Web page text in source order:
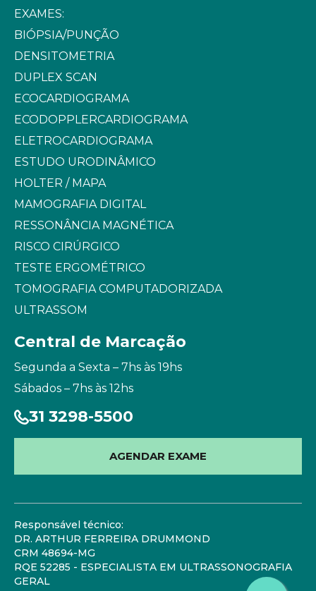
EXAMES:
BIÓPSIA/PUNÇÃO
DENSITOMETRIA
DUPLEX SCAN
ECOCARDIOGRAMA
ECODOPPLERCARDIOGRAMA
ELETROCARDIOGRAMA
ESTUDO URODINÂMICO
HOLTER / MAPA
MAMOGRAFIA DIGITAL
RESSONÂNCIA MAGNÉTICA
RISCO CIRÚRGICO
TESTE ERGOMÉTRICO
TOMOGRAFIA COMPUTADORIZADA
ULTRASSOM
Central de Marcação
Segunda a Sexta – 7hs às 19hs
Sábados – 7hs às 12hs
31 3298-5500
AGENDAR EXAME
Responsável técnico:
DR. ARTHUR FERREIRA DRUMMOND
CRM 48694-MG
RQE 52285 - ESPECIALISTA EM ULTRASSONOGRAFIA
GERAL